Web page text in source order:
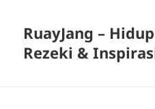
RuayJang –
Rezeki &